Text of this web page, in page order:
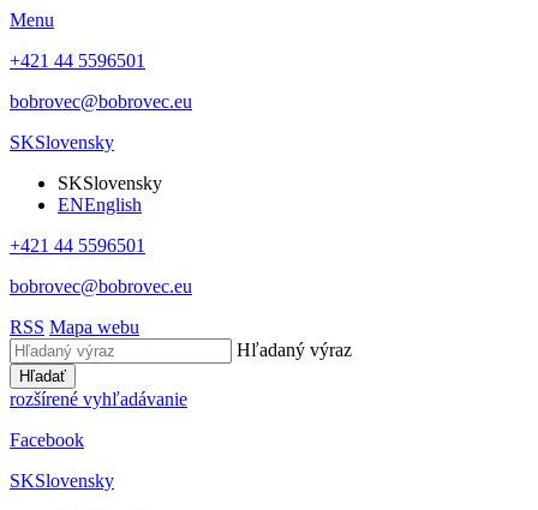
Menu
+421 44 5596501
bobrovec@bobrovec.eu
SKSlovensky
SKSlovensky
ENEnglish
+421 44 5596501
bobrovec@bobrovec.eu
RSS Mapa webu
Hľadaný výraz
Hľadať
rozšírené vyhľadávanie
Facebook
SKSlovensky